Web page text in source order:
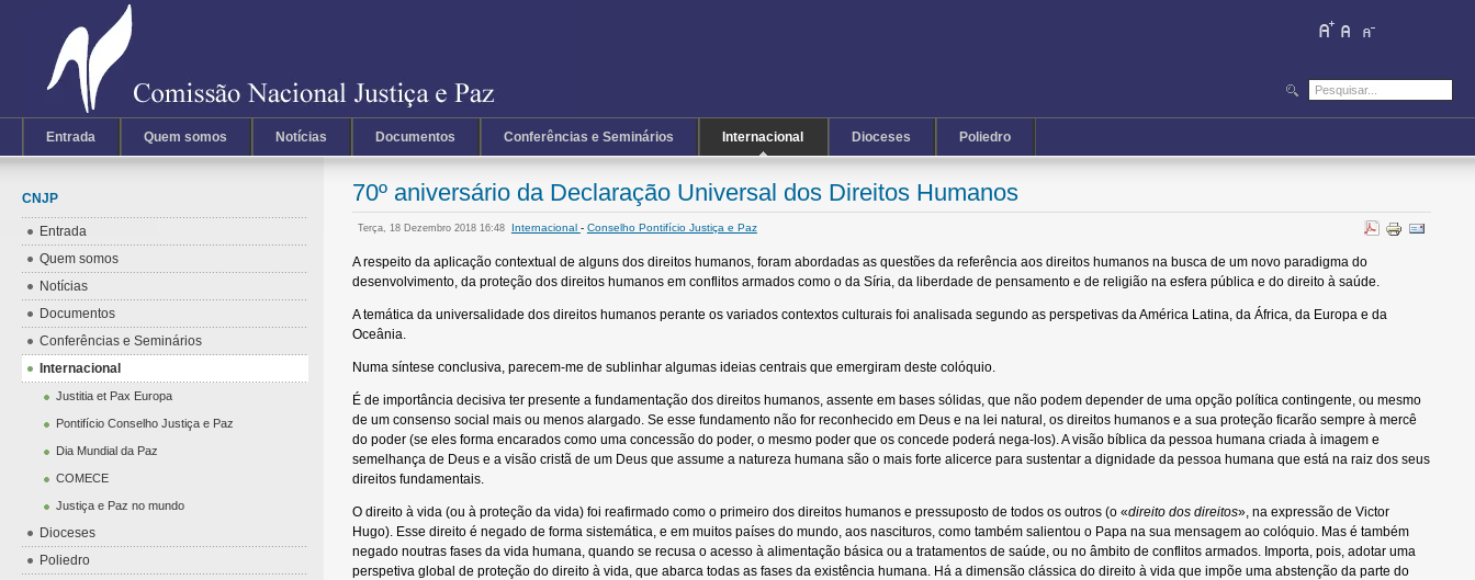
Entrada Quem somos Notícias Documentos Conferências e Seminários Internacional Dioceses Poliedro
70º aniversário da Declaração Universal dos Direitos Humanos
Terça, 18 Dezembro 2018 16:48 Internacional - Conselho Pontifício Justiça e Paz
A respeito da aplicação contextual de alguns dos direitos humanos, foram abordadas as questões da referência aos direitos humanos na busca de um novo paradigma do
desenvolvimento, da proteção dos direitos humanos em conflitos armados como o da Síria, da liberdade de pensamento e de religião na esfera pública e do direito à saúde.
A temática da universalidade dos direitos humanos perante os variados contextos culturais foi analisada segundo as perspetivas da América Latina, da África, da Europa e da
Oceânia.
Numa síntese conclusiva, parecem-me de sublinhar algumas ideias centrais que emergiram deste colóquio.
É de importância decisiva ter presente a fundamentação dos direitos humanos, assente em bases sólidas, que não podem depender de uma opção política contingente, ou mesmo
de um consenso social mais ou menos alargado. Se esse fundamento não for reconhecido em Deus e na lei natural, os direitos humanos e a sua proteção ficarão sempre à mercê
do poder (se eles forma encarados como uma concessão do poder, o mesmo poder que os concede poderá nega-los). A visão bíblica da pessoa humana criada à imagem e
semelhança de Deus e a visão cristã de um Deus que assume a natureza humana são o mais forte alicerce para sustentar a dignidade da pessoa humana que está na raiz dos seus
direitos fundamentais.
O direito à vida (ou à proteção da vida) foi reafirmado como o primeiro dos direitos humanos e pressuposto de todos os outros (o «direito dos direitos», na expressão de Victor
Hugo). Esse direito é negado de forma sistemática, e em muitos países do mundo, aos nascituros, como também salientou o Papa na sua mensagem ao colóquio. Mas é também
negado noutras fases da vida humana, quando se recusa o acesso à alimentação básica ou a tratamentos de saúde, ou no âmbito de conflitos armados. Importa, pois, adotar uma
perspetiva global de proteção do direito à vida, que abarca todas as fases da existência humana. Há a dimensão clássica do direito à vida que impõe uma abstenção da parte do
CNJP
Entrada
Quem somos
Notícias
Documentos
Conferências e Seminários
Internacional
Justitia et Pax Europa
Pontifício Conselho Justiça e Paz
Dia Mundial da Paz
COMECE
Justiça e Paz no mundo
Dioceses
Poliedro